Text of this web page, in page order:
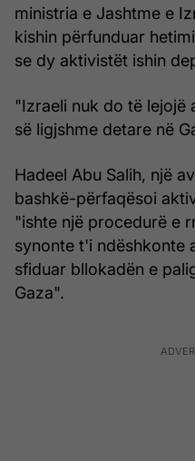
ministria e Jashtme e
kishin përfunduar
se dy aktivistët ishin
"Izraeli nuk do të lejojë
së ligjshme detare në
Hadeel Abu Salih, një
bashkë-përfaqësoi
"ishte një procedurë e
synonte t'i ndëshkonte
sfiduar bllokadën e
Gaza".